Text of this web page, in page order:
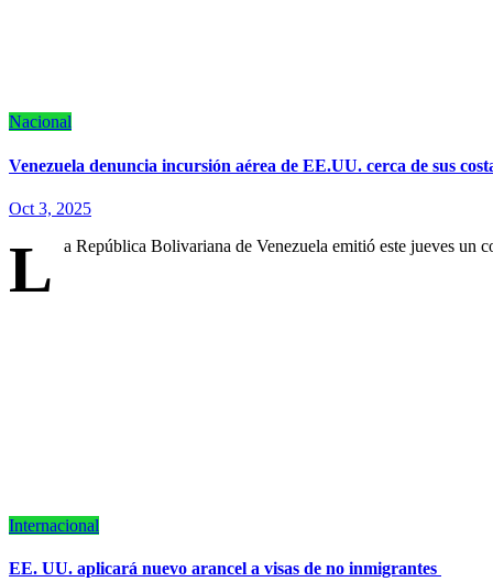
Nacional
Venezuela denuncia incursión aérea de EE.UU. cerca de sus
Oct 3, 2025
L a República Bolivariana de Venezuela emitió este jueves
Internacional
EE. UU. aplicará nuevo arancel a visas de no inmigrantes